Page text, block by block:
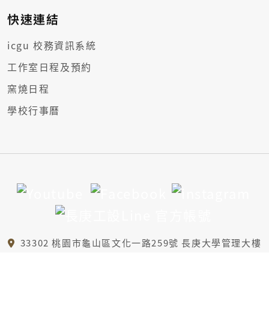
快速連結
icgu 校務資訊系統
工作室日程及預約
窯燒日程
學校行事曆
33302 桃園市龜山區文化一路259號 長庚大學管理大樓